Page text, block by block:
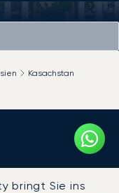
Kasachstan
bringt Sie ins